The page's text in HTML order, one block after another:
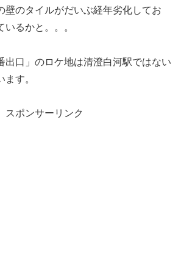
壁のタイルがだいぶ経年劣化してお
いるかと。。。
出口」のロケ地は清澄白河駅ではない
す。
スポンサーリンク